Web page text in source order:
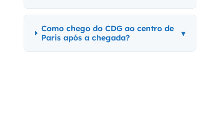
Como chego do CDG ao centro de
Paris após a chegada?
▾